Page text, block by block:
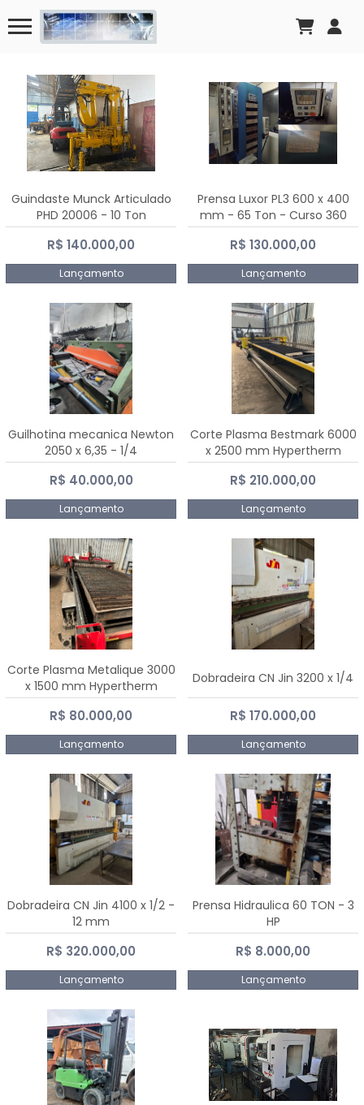
Guindaste Munck Articulado
PHD 20006 - 10 Ton
R$ 140.000,00
Lançamento
Prensa Luxor PL3 600 x 400
mm - 65 Ton - Curso 360
mm
R$ 130.000,00
Lançamento
Guilhotina mecanica Newton
2050 x 6,35 - 1/4
R$ 40.000,00
Lançamento
Corte Plasma Bestmark 6000
x 2500 mm Hypertherm
MaxPro 200
R$ 210.000,00
Lançamento
Corte Plasma Metalique 3000
x 1500 mm Hypertherm
Powermax 45 xp
R$ 80.000,00
Lançamento
Dobradeira CN Jin 3200 x 1/4
R$ 170.000,00
Lançamento
Dobradeira CN Jin 4100 x 1/2 -
12 mm
R$ 320.000,00
Lançamento
Prensa Hidraulica 60 TON - 3
HP
R$ 8.000,00
Lançamento